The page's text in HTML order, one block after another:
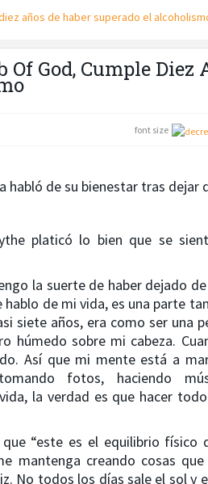
God, Cumple Diez
font size
habló de su bienestar tras dejar
platicó lo bien que se
la suerte de haber dejado
de mi vida, es una parte
siete años, era como ser una
húmedo sobre mi cabeza.
Así que mi mente está a
fotos, haciendo
la verdad es que hacer
“este es el equilibrio físico
mantenga creando cosas
No todos los días sale el sol y